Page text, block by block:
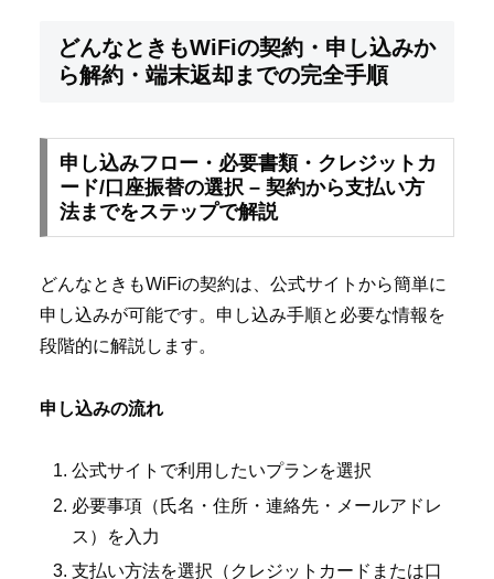
どんなときもWiFiの契約・申し込みか
ら解約・端末返却までの完全手順
申し込みフロー・必要書類・クレジットカ
ード/口座振替の選択 – 契約から支払い方
法までをステップで解説
どんなときもWiFiの契約は、公式サイトから簡単に
申し込みが可能です。申し込み手順と必要な情報を
段階的に解説します。
申し込みの流れ
公式サイトで利用したいプランを選択
必要事項（氏名・住所・連絡先・メールアドレ
ス）を入力
支払い方法を選択（クレジットカードまたは口